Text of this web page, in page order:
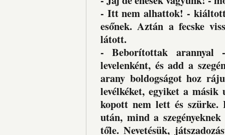
- Itt nem alhattok! -
esőnek. Aztán a fecske
látott.
- Beborítottak
levelenként, és add a
arany boldogságot hoz
levélkéket, egyiket a
kopott nem lett és szürke.
után, mind a
tőle. Nevetésük,